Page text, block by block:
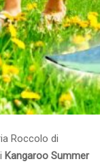
Roccolo di
Kangaroo Summer